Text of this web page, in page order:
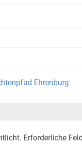
Ehrenburg
Erforderliche